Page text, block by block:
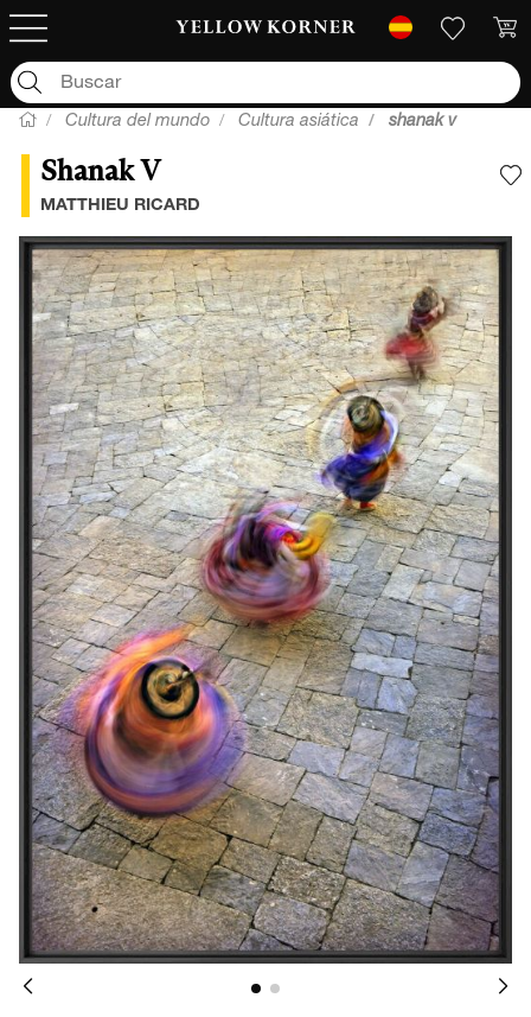
Cultura del mundo Cultura asiática shanak v
Shanak V
MATTHIEU RICARD